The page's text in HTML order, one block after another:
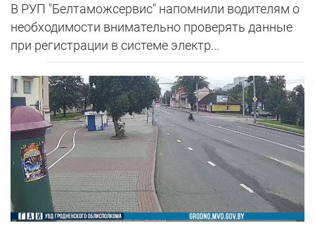
В РУП "Белтаможсервис" напомнили водителям о
необходимости внимательно проверять данные
при регистрации в системе электр...